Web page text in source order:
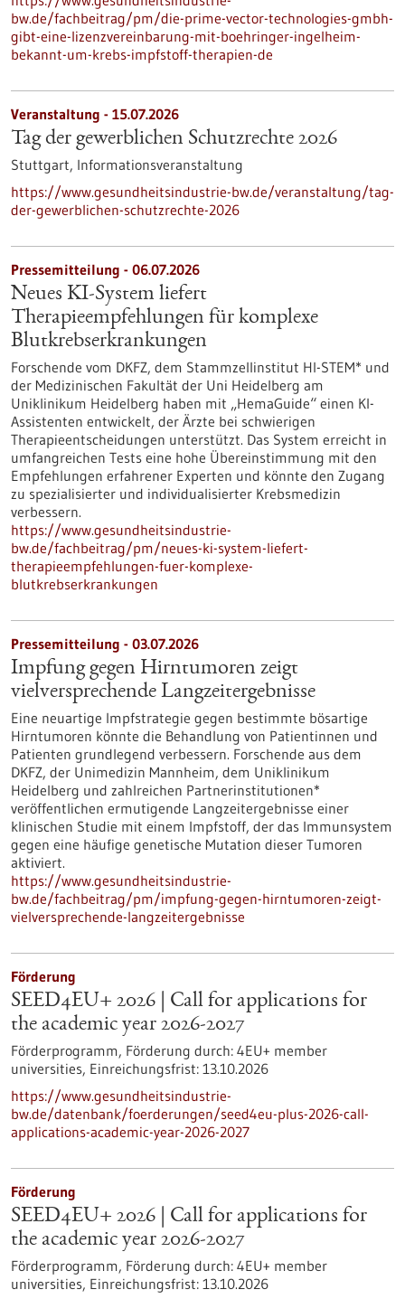
bw.de/fachbeitrag/pm/die-prime-vector-technologies-gmbh-
gibt-eine-lizenzvereinbarung-mit-boehringer-ingelheim-
bekannt-um-krebs-impfstoff-therapien-de
Veranstaltung - 15.07.2026
Tag der gewerblichen Schutzrechte 2026
Stuttgart, Informationsveranstaltung
https://www.gesundheitsindustrie-bw.de/veranstaltung/tag-
der-gewerblichen-schutzrechte-2026
Pressemitteilung - 06.07.2026
Neues KI-System liefert
Therapieempfehlungen für komplexe
Blutkrebserkrankungen
Forschende vom DKFZ, dem Stammzellinstitut HI-STEM* und
der Medizinischen Fakultät der Uni Heidelberg am
Uniklinikum Heidelberg haben mit „HemaGuide“ einen KI-
Assistenten entwickelt, der Ärzte bei schwierigen
Therapieentscheidungen unterstützt. Das System erreicht in
umfangreichen Tests eine hohe Übereinstimmung mit den
Empfehlungen erfahrener Experten und könnte den Zugang
zu spezialisierter und individualisierter Krebsmedizin
verbessern.
https://www.gesundheitsindustrie-
bw.de/fachbeitrag/pm/neues-ki-system-liefert-
therapieempfehlungen-fuer-komplexe-
blutkrebserkrankungen
Pressemitteilung - 03.07.2026
Impfung gegen Hirntumoren zeigt
vielversprechende Langzeitergebnisse
Eine neuartige Impfstrategie gegen bestimmte bösartige
Hirntumoren könnte die Behandlung von Patientinnen und
Patienten grundlegend verbessern. Forschende aus dem
DKFZ, der Unimedizin Mannheim, dem Uniklinikum
Heidelberg und zahlreichen Partnerinstitutionen*
veröffentlichen ermutigende Langzeitergebnisse einer
klinischen Studie mit einem Impfstoff, der das Immunsystem
gegen eine häufige genetische Mutation dieser Tumoren
aktiviert.
https://www.gesundheitsindustrie-
bw.de/fachbeitrag/pm/impfung-gegen-hirntumoren-zeigt-
vielversprechende-langzeitergebnisse
Förderung
SEED4EU+ 2026 | Call for applications for
the academic year 2026-2027
Förderprogramm, Förderung durch: 4EU+ member
universities, Einreichungsfrist: 13.10.2026
https://www.gesundheitsindustrie-
bw.de/datenbank/foerderungen/seed4eu-plus-2026-call-
applications-academic-year-2026-2027
Förderung
SEED4EU+ 2026 | Call for applications for
the academic year 2026-2027
Förderprogramm, Förderung durch: 4EU+ member
universities, Einreichungsfrist: 13.10.2026